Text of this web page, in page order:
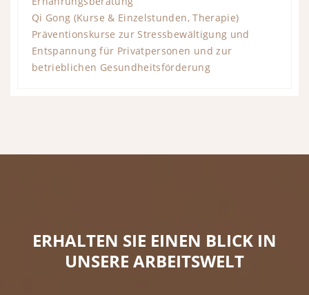
Qi Gong (Kurse & Einzelstunden, Therapie)
Präventionskurse zur Stressbewältigung und
Entspannung für Privatpersonen und zur
betrieblichen Gesundheitsförderung
ERHALTEN SIE EINEN BLICK IN
UNSERE ARBEITSWELT